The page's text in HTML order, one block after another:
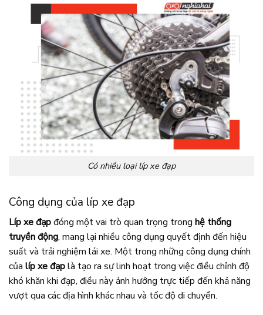
Có nhiều loại líp xe đạp
Công dụng của líp xe đạp
Líp xe đạpđóng một vai trò quan trọng trong hệ thống
truyền động, mang lại nhiều công dụng quyết định đến hiệu
suất và trải nghiệm lái xe. Một trong những công dụng chính
của líp xe đạplà tạo ra sự linh hoạt trong việc điều chỉnh độ
khó khăn khi đạp, điều này ảnh hưởng trực tiếp đến khả năng
vượt qua các địa hình khác nhau và tốc độ di chuyển.